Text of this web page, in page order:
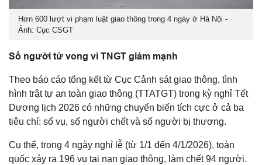
Hơn 600 lượt vi phạm luật giao thông trong 4 ngày ở Hà Nội -
Ảnh: Cục CSGT
Số người tử vong vì TNGT giảm mạnh
Theo báo cáo tổng kết từ Cục Cảnh sát giao thông, tình
hình trật tự an toàn giao thông (TTATGT) trong kỳ nghỉ Tết
Dương lịch 2026 có những chuyển biến tích cực ở cả ba
tiêu chí: số vụ, số người chết và số người bị thương.
Cụ thể, trong 4 ngày nghỉ lễ (từ 1/1 đến 4/1/2026), toàn
quốc xảy ra 196 vụ tai nạn giao thông, làm chết 94 người.